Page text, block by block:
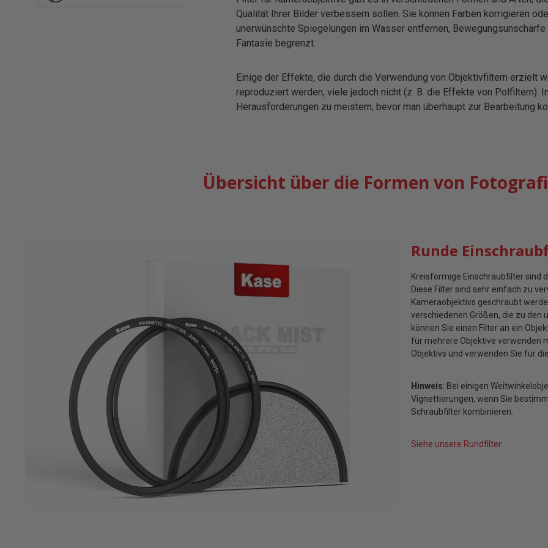
Qualität Ihrer Bilder verbessern sollen. Sie können Farben korrigieren
unerwünschte Spiegelungen im Wasser entfernen,
Fantasie begrenzt.
Einige der Effekte, die durch die Verwendung von Objektivfiltern erzielt
reproduziert werden, viele jedoch nicht (z. B. die Effekte von Polfiltern).
Herausforderungen zu meistern, bevor man überhaupt zur Bearbeitung
Übersicht über die Formen von
Runde
Kreisförmige Einschraubfilter sind
Diese Filter sind sehr einfach zu
Kameraobjektivs geschraubt
verschiedenen Größen, die zu
können Sie einen Filter an ein
für mehrere Objektive verwenden
Objektivs und verwenden Sie für
Hinweis: Bei einigen
Vignettierungen, wenn Sie
Schraubfilter kombinieren.
Siehe unsere Rundfilter